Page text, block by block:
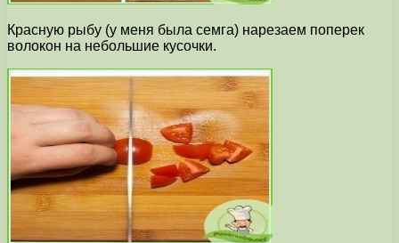
Красную рыбу (у меня была семга) нарезаем поперек
волокон на небольшие кусочки.